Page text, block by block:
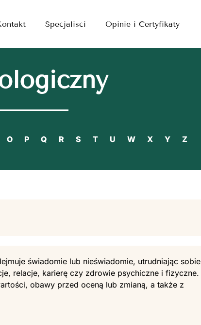
Specjalisci Opinie i Certyfikaty
O P Q R S T U W X Y Z
świadomie lub nieświadomie, utrudniając sobie
relacje, karierę czy zdrowie psychiczne i fizyczne.
obawy przed oceną lub zmianą, a także z